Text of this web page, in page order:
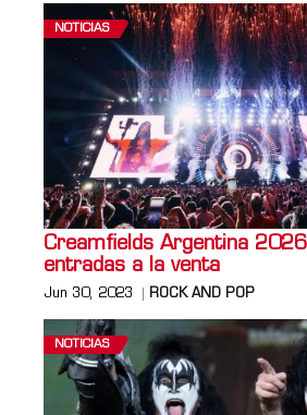
NOTICIAS
Creamfields Argentina
entradas a la venta
Jun 30, 2023 ROCK AND POP
NOTICIAS